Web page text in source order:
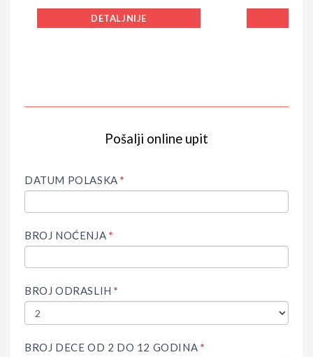
DETALJNIJE
Pošalji online upit
DATUM POLASKA*
BROJ NOĆENJA *
BROJ ODRASLIH*
BROJ DECE OD 2 DO 12 GODINA *
HUMAN,
THIS
BLANK.